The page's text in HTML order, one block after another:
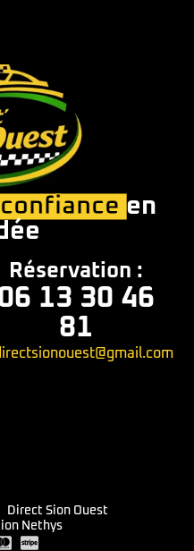
en
Réservation :
13 30 46
81
Direct Sion Ouest
Nethys